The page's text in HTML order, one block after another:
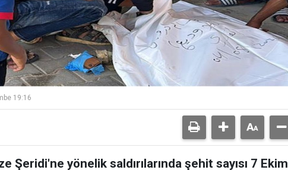
19:16
Şeridi'ne yönelik saldırılarında şehit sayısı 7 Ekim